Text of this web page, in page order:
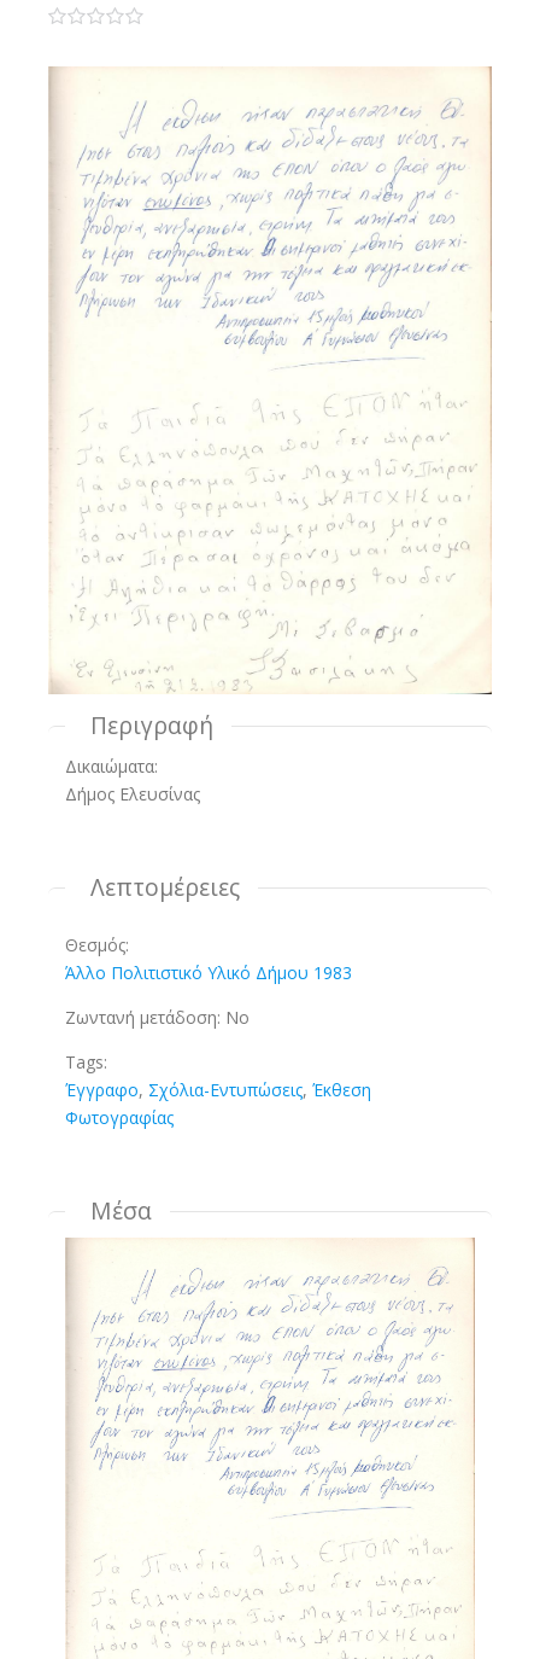
0 stars
Περιγραφή
Δικαιώματα:
Δήμος Ελευσίνας
Λεπτομέρειες
Θεσμός:
Άλλο Πολιτιστικό Υλικό Δήμου 1983
Ζωντανή μετάδοση: No
Tags:
Έγγραφο, Σχόλια-Εντυπώσεις, Έκθεση
Φωτογραφίας
Μέσα